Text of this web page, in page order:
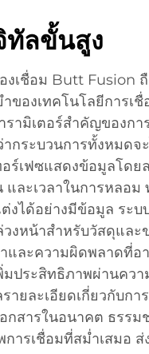
ทัลขั้นสูง
เชื่อม Butt Fusion ถื
ของเทคโนโลยีการเ
ามิเตอร์สำคัญของกา
กระบวนการทั้งหมดจ
ร์เฟซแสดงข้อมูลโดย
ละเวลาในการหลอม
งได้อย่างมีข้อมูล ระบ
วงหน้าสำหรับวัสดุแล
และความผิดพลาดที่อ
ประสิทธิภาพผ่านควา
ยละเอียดเกี่ยวกับกา
กสารในอนาคต ธรรม
ารเชื่อมที่สม่ำเสมอ ส่